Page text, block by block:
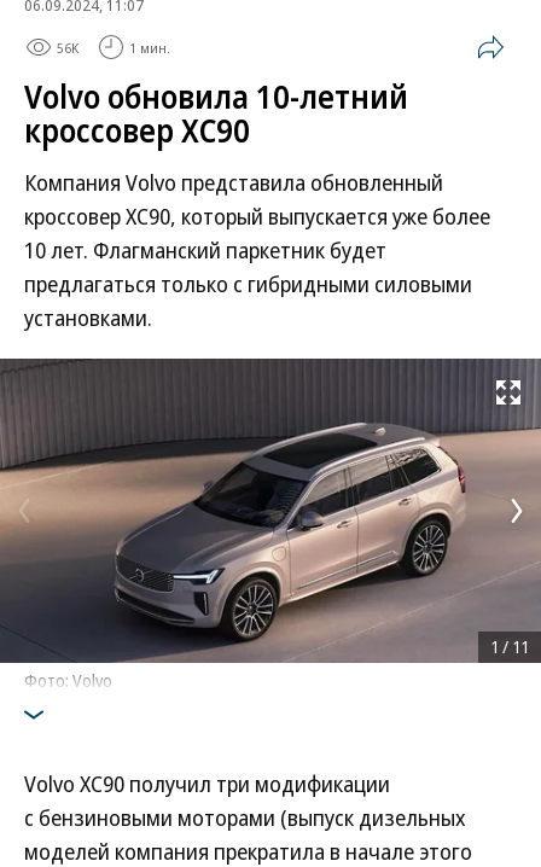
06.09.2024, 11:07
56K 1 мин.
Volvo обновила 10-летний
кроссовер XC90
Компания Volvo представила обновленный
кроссовер XC90, который выпускается уже более
10 лет. Флагманский паркетник будет
предлагаться только с гибридными силовыми
установками.
Развернуть
Фото: Volvo
1 / 11
Volvo XC90 получил три модификации
с бензиновыми моторами (выпуск дизельных
моделей компания прекратила в начале этого